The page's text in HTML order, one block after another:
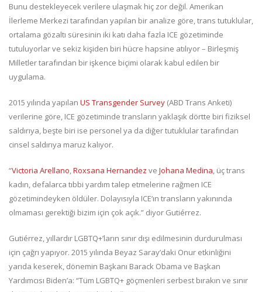
Bunu destekleyecek verilere ulaşmak hiç zor değil. Amerikan
İlerleme Merkezi tarafından yapılan bir analize göre, trans tutuklular,
ortalama gözaltı süresinin iki katı daha fazla ICE gözetiminde
tutuluyorlar ve sekiz kişiden biri hücre hapsine atılıyor – Birleşmiş
Milletler tarafından bir işkence biçimi olarak kabul edilen bir
uygulama.
2015 yılında yapılan US Transgender Survey (ABD Trans Anketi)
verilerine göre, ICE gözetiminde transların yaklaşık dörtte biri fiziksel
saldırıya, beşte biri ise personel ya da diğer tutuklular tarafından
cinsel saldırıya maruz kalıyor.
“Victoria Arellano,Roxsana Hernandez ve Johana Medina, üç trans
kadın, defalarca tıbbi yardım talep etmelerine rağmen ICE
gözetimindeyken öldüler. Dolayısıyla ICE’ın transların yakınında
olmaması gerektiği bizim için çok açık.” diyor Gutiérrez.
Gutiérrez, yıllardır LGBTQ+’ların sınır dışı edilmesinin durdurulması
için çağrı yapıyor. 2015 yılında Beyaz Saray’daki Onur etkinliğini
yarıda keserek, dönemin Başkanı Barack Obama ve Başkan
Yardımcısı Biden’a: “Tüm LGBTQ+ göçmenleri serbest bırakın ve sınır